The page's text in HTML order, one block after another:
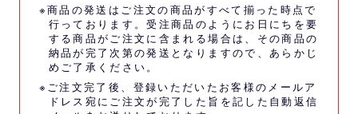
※商品の発送はご注文の商品がすべて揃った時点で
行っております。受注商品のようにお日にちを要
する商品がご注文に含まれる場合は、その商品の
納品が完了次第の発送となりますので、あらかじ
めご了承ください。
※ご注文完了後、登録いただいたお客様のメールア
ドレス宛にご注文が完了した旨を記した自動返信